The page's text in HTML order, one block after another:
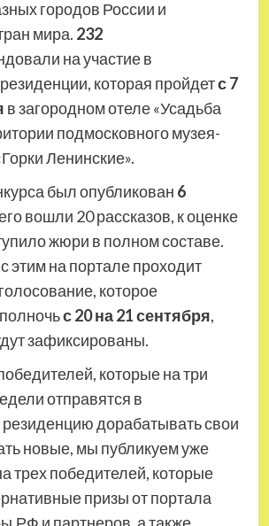
городов России и
мира. 232
на участие в
которая пройдетс 7
в загородном отеле «Усадьба
подмосковного музея-
Ленинские».
был опубликован 6
вошли 20 рассказов, к оценке
жюри в полном составе.
этим на портале проходит
которое
с 20 на 21 сентября,
зафиксированы.
которые на три
отправятся в
резиденцию дорабатывать свои
новые, мы публикуем уже
трех победителей, которые
призы от портала
и партнеров, а также